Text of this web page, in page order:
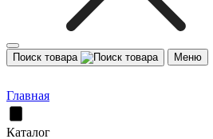
Поиск товара Меню
Главная
Каталог